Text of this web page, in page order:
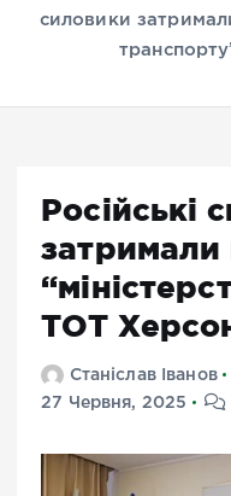
силовики
Російські
затримали
ТОТ
Станіслав Іванов
27 Червня, 2025